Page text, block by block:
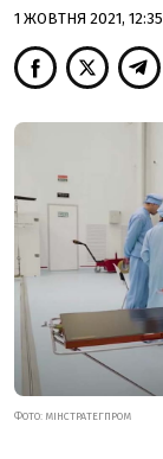
1 ЖОВТНЯ 2021, 12:35
ФОТО: МІНСТРАТЕГПРОМ